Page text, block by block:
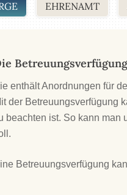
EHRENAMT
enthält Anordnungen für
der Betreuungsverfügung
beachten ist. So kann man
Betreuungsverfügung